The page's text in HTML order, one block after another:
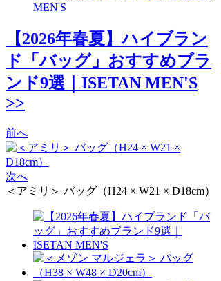
MEN'S
【2026年春夏】ハイブラン
ド「バッグ」おすすめブラ
ンド9選｜ISETAN MEN'S
>>
前へ
次へ
＜アミリ＞ バッグ（H24 × W21 × D18cm）